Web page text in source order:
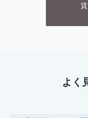
よく